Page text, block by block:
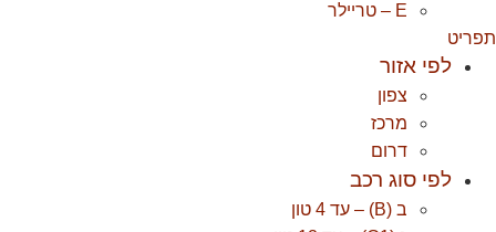
E – טריילר
לפי אזור
צפון
מרכז
דרום
לפי סוג רכב
ב (B) – עד 4 טון